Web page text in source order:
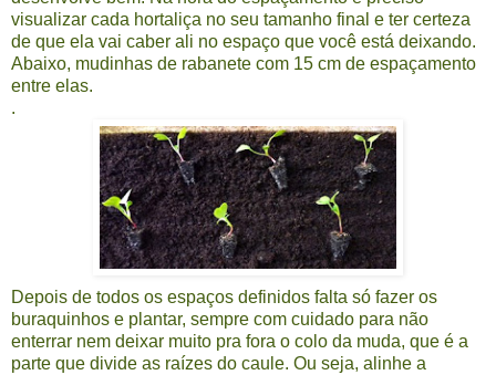
visualizar cada hortaliça no seu tamanho final e ter certeza
de que ela vai caber ali no espaço que você está deixando.
Abaixo, mudinhas de rabanete com 15 cm de espaçamento
entre elas.
.
Depois de todos os espaços definidos falta só fazer os
buraquinhos e plantar, sempre com cuidado para não
enterrar nem deixar muito pra fora o colo da muda, que é a
parte que divide as raízes do caule. Ou seja, alinhe a